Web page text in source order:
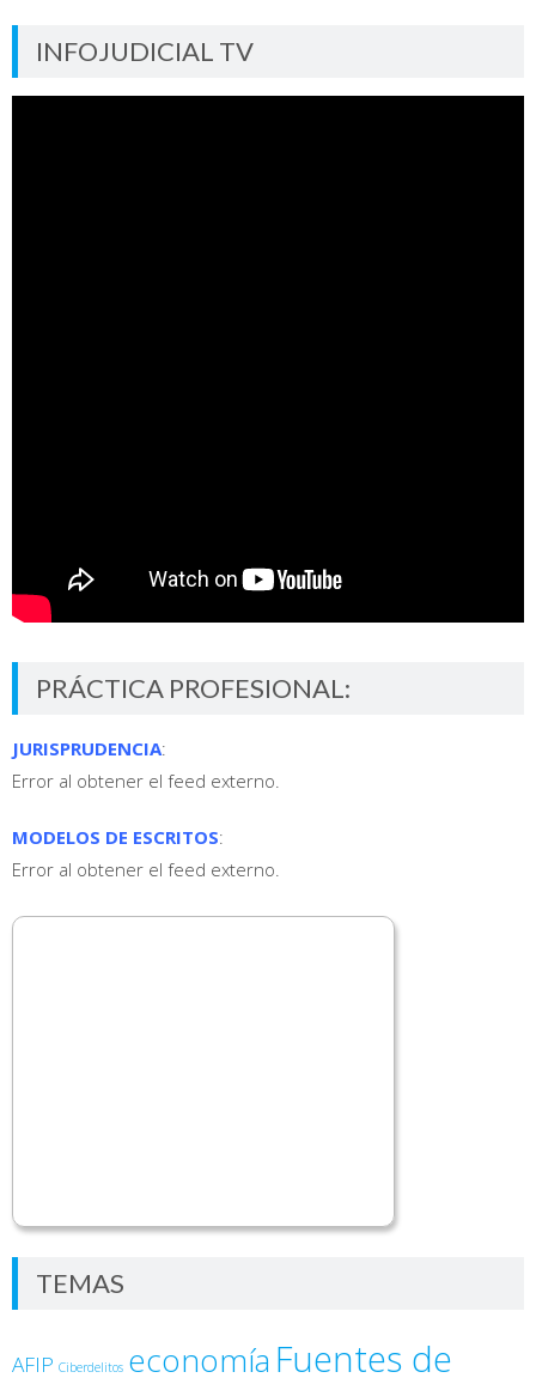
INFOJUDICIAL TV
PRÁCTICA PROFESIONAL:
JURISPRUDENCIA:
Error al obtener el feed externo.
MODELOS DE ESCRITOS:
Error al obtener el feed externo.
TEMAS
AFIP Ciberdelitos economía Fuentes de